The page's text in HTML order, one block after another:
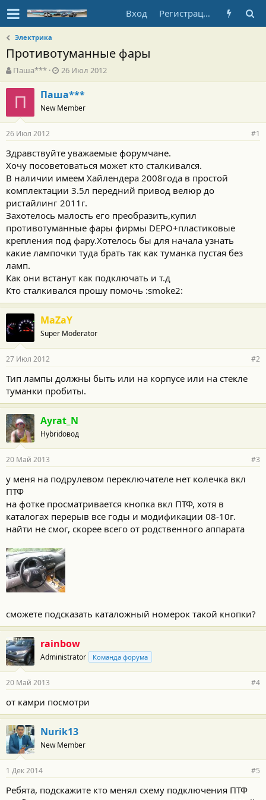
Вход Регистрация
Электрика
Противотуманные фары
А
в
т
о
т
е
м
ы
Паша***
Д
а
т
а
н
а
а
л
а
26 Июл 2012
П Паша***
New Member
26 Июл 2012 #1
Здравствуйте уважаемые форумчане.
Хочу посоветоваться может кто сталкивался.
В наличии имеем Хайлендера 2008года в простой
комплектации 3.5л передний привод велюр до
ристайлинг 2011г.
Захотелось малость его преобразить,купил
противотуманные фары фирмы DEPO+пластиковые
крепления под фару.Хотелось бы для начала узнать
какие лампочки туда брать так как туманка пустая без
ламп.
Как они встанут как подключать и т.д
Кто сталкивался прошу помочь :smoke2:
MaZaY
Super Moderator
27 Июл 2012 #2
Тип лампы должны быть или на корпусе или на стекле
туманки пробиты.
Ayrat_N
Hybridовод
20 Май 2013 #3
у меня на подрулевом переключателе нет колечка вкл
ПТФ
на фотке просматривается кнопка вкл ПТФ, хотя в
каталогах перерыв все годы и модификации 08-10г.
найти не смог, скорее всего от родственного аппарата
сможете подсказать каталожный номерок такой кнопки?
rainbow
Administrator Команда форума
20 Май 2013 #4
от камри посмотри
Nurik13
New Member
1 Дек 2014 #5
Ребята, подскажите кто менял схему подключения ПТФ